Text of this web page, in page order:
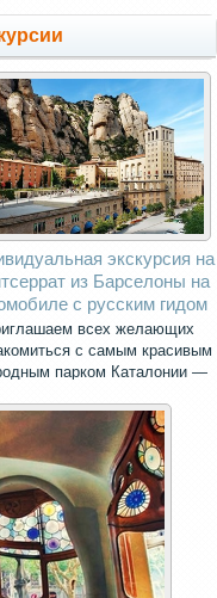
экскурсия на
из Барселоны на
с русским гидом
всех желающих
с самым красивым
парком Каталонии —